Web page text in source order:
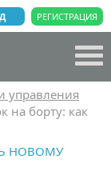
РЕГИСТРАЦИЯ
управления
на борту: как
НОВОМУ